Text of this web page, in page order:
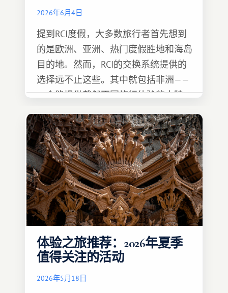
2026年6月4日
提到RCI度假，大多数旅行者首先想到
的是欧洲、亚洲、热门度假胜地和海岛
目的地。然而，RCI的交换系统提供的
选择远不止这些。其中就包括非洲——
一个能提供截然不同旅行体验的大陆。
体验之旅推荐：2026年夏季
值得关注的活动
2026年5月18日